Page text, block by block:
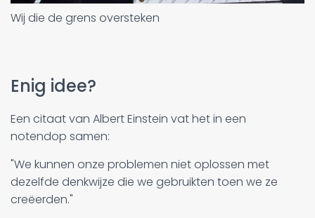
Wij die de grens oversteken
Enig idee?
Een citaat van Albert Einstein vat het in een
notendop samen:
"We kunnen onze problemen niet oplossen met
dezelfde denkwijze die we gebruikten toen we ze
creëerden."